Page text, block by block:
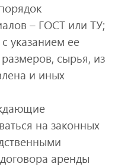
– ГОСТ или ТУ;
указанием ее
сырья, из
и иных
на законных
аренды